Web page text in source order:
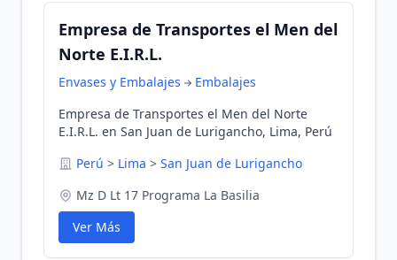
Empresa de Transportes el Men del
Norte E.I.R.L.
Envases y Embalajes
Embalajes
Empresa de Transportes el Men del Norte
E.I.R.L. en San Juan de Lurigancho, Lima, Perú
Perú > Lima > San Juan de Lurigancho
Mz D Lt 17 Programa La Basilia
Ver Más